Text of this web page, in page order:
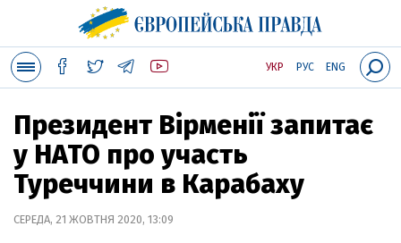
УКР РУС ENG
Президент Вірменії запитає
у НАТО про участь
Туреччини в Карабаху
СЕРЕДА, 21 ЖОВТНЯ 2020, 13:09